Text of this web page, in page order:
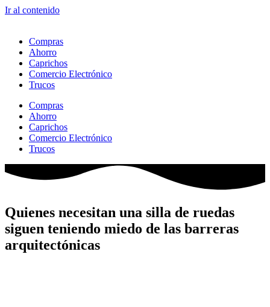
Ir al contenido
Compras
Ahorro
Caprichos
Comercio Electrónico
Trucos
Compras
Ahorro
Caprichos
Comercio Electrónico
Trucos
Quienes necesitan una silla de ruedas
siguen teniendo miedo de las barreras
arquitectónicas